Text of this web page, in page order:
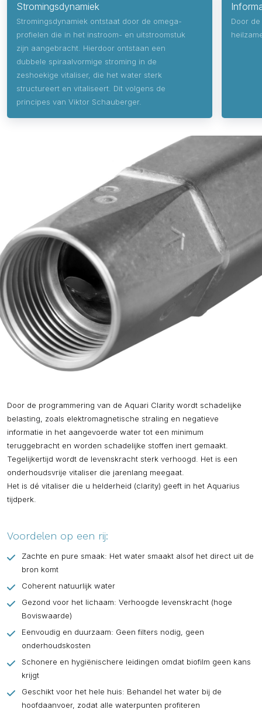
Stromingsdynamiek
Stromingsdynamiek ontstaat door de omega-
profielen die in het instroom- en uitstroomstuk
zijn aangebracht. Hierdoor ontstaan een
dubbele spiraalvormige stroming in de
zeshoekige vitaliser, die het water sterk
structureert en vitaliseert. Dit volgens de
principes van Viktor Schauberger.
Door
Door de programmering van de Aquari Clarity wordt schadelijke
belasting, zoals elektromagnetische straling en negatieve
informatie in het aangevoerde water tot een minimum
teruggebracht en worden schadelijke stoffen inert gemaakt.
Tegelijkertijd wordt de levenskracht sterk verhoogd. Het is een
onderhoudsvrije vitaliser die jarenlang meegaat.
Het is dé vitaliser die u helderheid (clarity) geeft in het Aquarius
tijdperk.
Voordelen op een rij:
Zachte en pure smaak: Het water smaakt alsof het direct uit de
bron komt
Coherent natuurlijk water
Gezond voor het lichaam: Verhoogde levenskracht (hoge
Boviswaarde)
Eenvoudig en duurzaam: Geen filters nodig, geen
onderhoudskosten
Schonere en hygiënischere leidingen omdat biofilm geen kans
krijgt
Geschikt voor het hele huis: Behandel het water bij de
hoofdaanvoer, zodat alle waterpunten profiteren